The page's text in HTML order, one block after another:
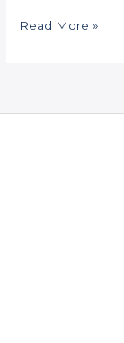
Read More »